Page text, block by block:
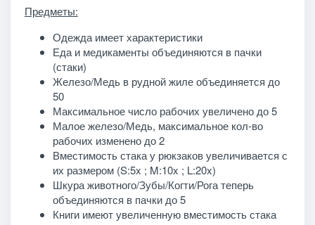
Предметы:
Одежда имеет характеристики
Еда и медикаменты объединяются в пачки
(стаки)
Железо/Медь в рудной жиле объединяется до
50
Максимальное число рабочих увеличено до 5
Малое железо/Медь, максимальное кол-во
рабочих изменено до 2
Вместимость стака у рюкзаков увеличивается с
их размером (S:5x ; M:10x ; L:20x)
Шкура животного/Зубы/Когти/Рога теперь
объединяются в пачки до 5
Книги имеют увеличенную вместимость стака